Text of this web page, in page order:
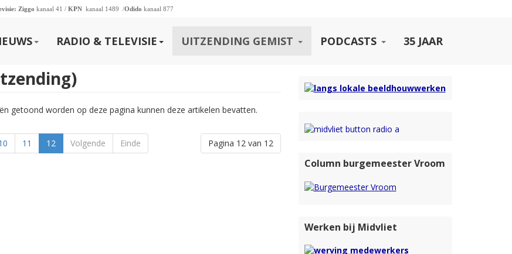
Ziggo kanaal 41 / KPN kanaal 1489 /Odido kanaal 877
RADIO & TELEVISIE UITZENDING GEMIST PODCASTS 35 JAAR
getoond worden op deze pagina kunnen deze artikelen bevatten.
Pagina 12 van 12
11 12 Volgende Einde
Column burgemeester Vroom
Werken bij Midvliet